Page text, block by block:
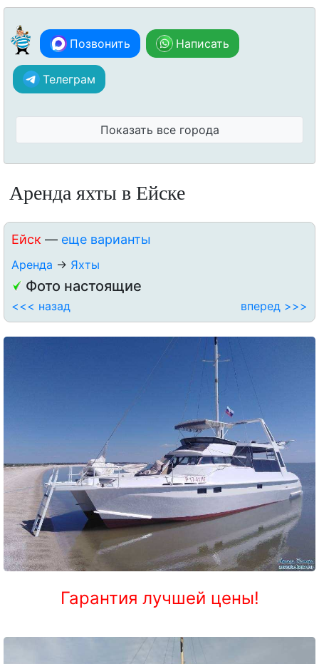
Позвонить Написать
Телеграм
Показать все города
Аренда яхты в Ейске
Ейск — еще варианты
Аренда → Яхты
Фото настоящие
<<< назад вперед >>>
Гарантия лучшей цены!